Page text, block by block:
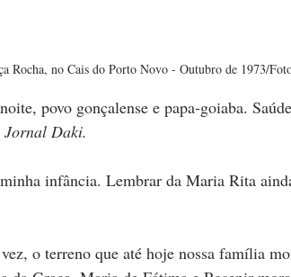
Rocha, no Cais do Porto Novo - Outubro de 1973/
povo gonçalense e papa-goiaba.
Jornal Daki.
infância. Lembrar da Maria Rita
o terreno que até hoje nossa família